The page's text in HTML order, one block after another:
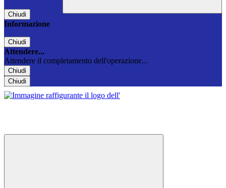
Chiudi
Informazione
Chiudi
Attendere...
Attendere il completamento dell'operazione...
Chiudi
Chiudi